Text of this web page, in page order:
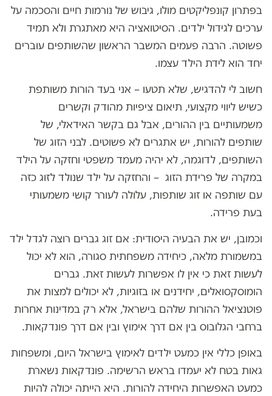
בפתרון קונפליקטים מולו, גיבוש של נורמות חיים והסכמה על
ערכים לגידול ילדים. הסיטואציה היא מאתגרת ולא תמיד
פשוטה. הרבה פעמים המשבר הראשון שהשותפים עוברים
יחד הוא לידת הילד עצמו.
חשוב לי להדגיש, שלא תטעו – אני בעד הורות משותפת
כשיש ליווי מקצועי, תיאום ציפיות מהודק וקשרים
משמעותיים בין ההורים, אבל גם בקשר האידאלי, של
שותפים להורות, יש אתגרים לא פשוטים. לבני הזוג של
השותפים, לדוגמה, לא יהיה מעמד משפטי וחזקה על הילד
במקרה של פרידת הזוג – והחזקה על ילד שנולד לזוג כזה
עם שותפה או זוג שותפות, עלולה לעורר קושי משמעותי
בעת פרידה.
וכמובן, יש את הבעיה היסודית: אם זוג גברים רוצה לגדל ילד
במשמורת מלאה, כיחידה משפחתית סגורה, הוא לא יכול
לעשות זאת כי אין לו אפשרות לעשות זאת. גברים
הומוסקסואלים, יחידנים או בזוגיות, לא יכולים למצות את
פוטנציאל ההורות שלהם בישראל, אלא רק במדינות אחרות
ברחבי הגלובוס בין אם דרך אימוץ ובין אם דרך פונדקאות.
באופן כללי אין כמעט ילדים לאימוץ בישראל היום, ומשפחות
גאות בטח לא יעמדו בראש הרשימה. פונדקאות נשארת
כמעט האפשרות היחידה להורות. היא הייתה יכולה להיות